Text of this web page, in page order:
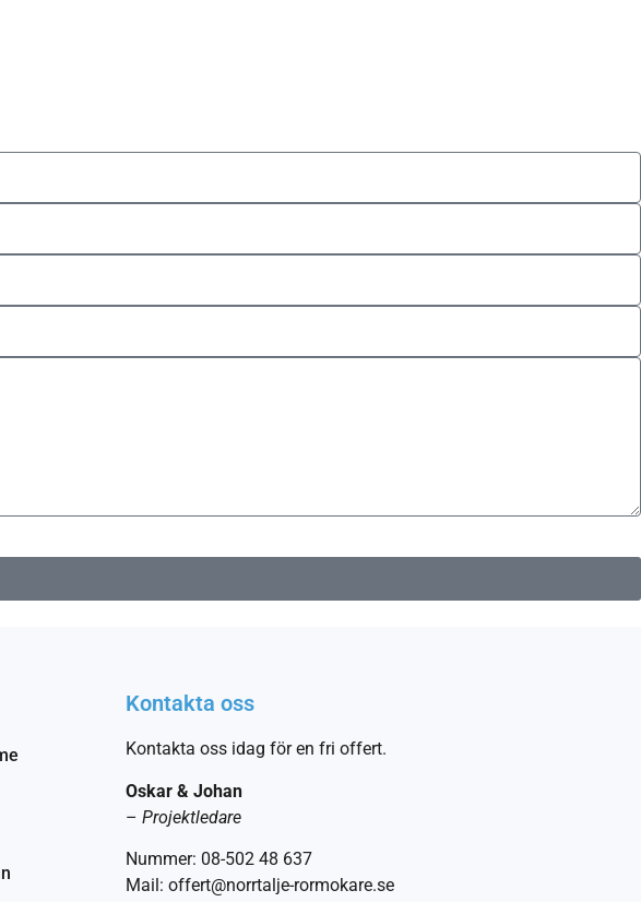
Kontakta oss
Kontakta oss idag för en fri offert.
Oskar & Johan
– Projektledare
Nummer: 08-502 48 637
Mail: offert@norrtalje-rormokare.se